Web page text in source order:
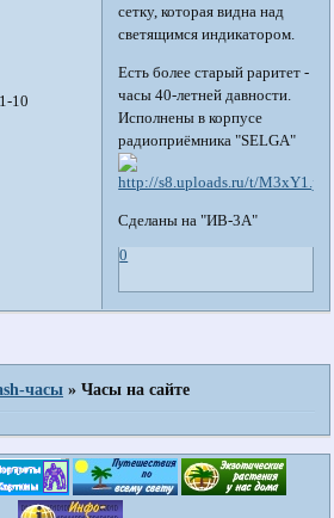
10
сетку, которая видна над
светящимся индикатором.
Есть более старый раритет -
часы 40-летней давности.
Исполнены в корпусе
радиоприёмника "SELGA"
Сделаны на "ИВ-3А"
0
часы »Часы на сайте